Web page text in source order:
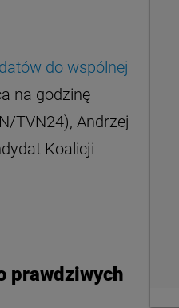
do wspólnej
na godzinę
TVN24), Andrzej
Koalicji
prawdziwych